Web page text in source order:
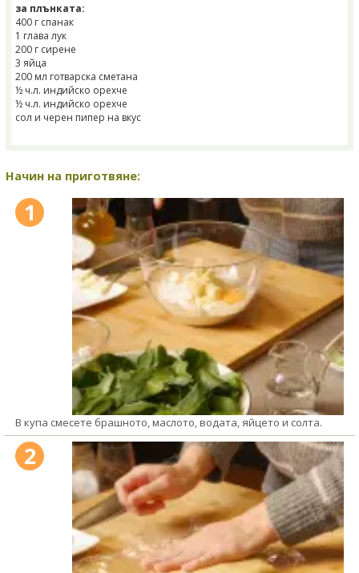
за плънката:
400 г спанак
1 глава лук
200 г сирене
3 яйца
200 мл готварска сметана
½ ч.л. индийско орехче
½ ч.л. индийско орехче
сол и черен пипер на вкус
Начин на приготвяне:
1
В купа смесете брашното, маслото, водата, яйцето и солта.
2